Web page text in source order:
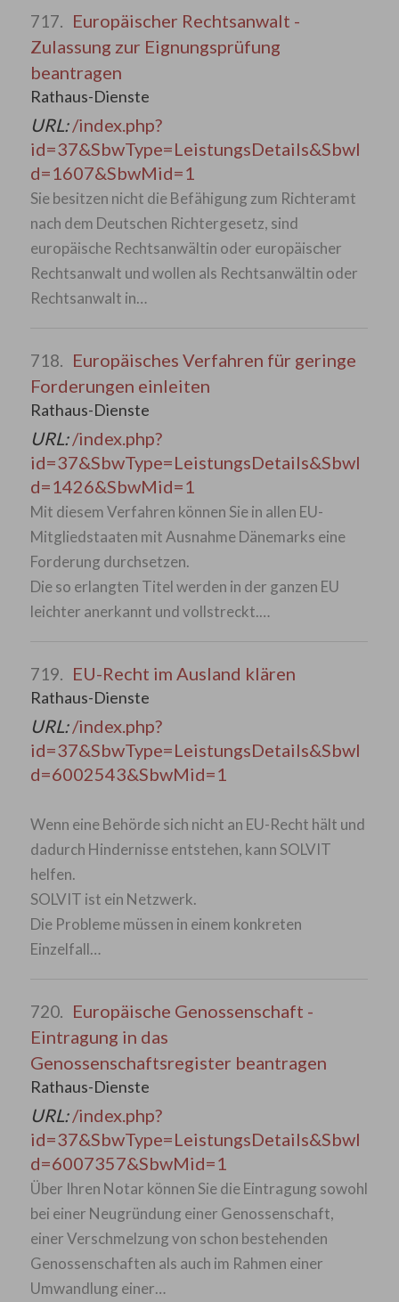
717. Europäischer Rechtsanwalt -
Zulassung zur Eignungsprüfung
beantragen
Rathaus-Dienste
URL:/index.php?
id=37&SbwType=LeistungsDetails&SbwI
d=1607&SbwMid=1
Sie besitzen nicht die Befähigung zum Richteramt
nach dem Deutschen Richtergesetz, sind
europäische Rechtsanwältin oder europäischer
Rechtsanwalt und wollen als Rechtsanwältin oder
Rechtsanwalt in…
718. Europäisches Verfahren für geringe
Forderungen einleiten
Rathaus-Dienste
URL:/index.php?
id=37&SbwType=LeistungsDetails&SbwI
d=1426&SbwMid=1
Mit diesem Verfahren können Sie in allen EU-
Mitgliedstaaten mit Ausnahme Dänemarks eine
Forderung durchsetzen.
Die so erlangten Titel werden in der ganzen EU
leichter anerkannt und vollstreckt.…
719. EU-Recht im Ausland klären
Rathaus-Dienste
URL:/index.php?
id=37&SbwType=LeistungsDetails&SbwI
d=6002543&SbwMid=1
Wenn eine Behörde sich nicht an EU-Recht hält und
dadurch Hindernisse entstehen, kann SOLVIT
helfen.
SOLVIT ist ein Netzwerk.
Die Probleme müssen in einem konkreten
Einzelfall…
720. Europäische Genossenschaft -
Eintragung in das
Genossenschaftsregister beantragen
Rathaus-Dienste
URL:/index.php?
id=37&SbwType=LeistungsDetails&SbwI
d=6007357&SbwMid=1
Über Ihren Notar können Sie die Eintragung sowohl
bei einer Neugründung einer Genossenschaft,
einer Verschmelzung von schon bestehenden
Genossenschaften als auch im Rahmen einer
Umwandlung einer…